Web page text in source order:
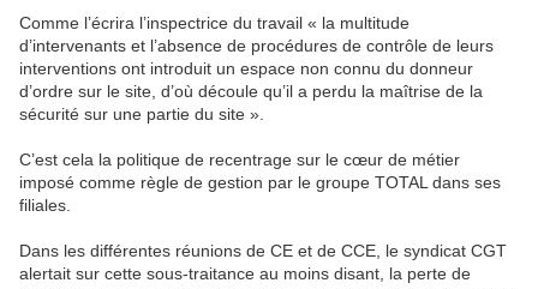
Comme l’écrira l’inspectrice du travail « la multitude
d’intervenants et l’absence de procédures de contrôle de leurs
interventions ont introduit un espace non connu du donneur
d’ordre sur le site, d’où découle qu’il a perdu la maîtrise de la
sécurité sur une partie du site ».
C’est cela la politique de recentrage sur le cœur de métier
imposé comme règle de gestion par le groupe TOTAL dans ses
filiales.
Dans les différentes réunions de CE et de CCE, le syndicat CGT
alertait sur cette sous-traitance au moins disant, la perte de